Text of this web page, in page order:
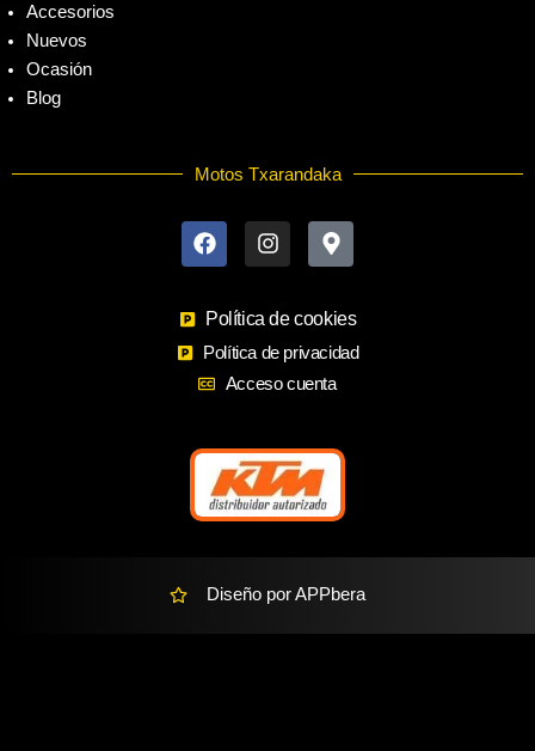
Accesorios
Nuevos
Ocasión
Blog
Motos Txarandaka
a
c
e
o
o
k
n
s
t
g
r
a
m
a
p
-
a
r
k
e
a
Política de cookies
Política de privacidad
Acceso cuenta
Diseño por APPbera